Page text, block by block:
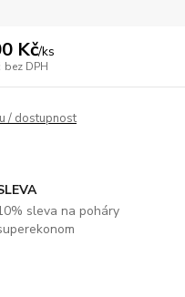
Kč/ks
bez DPH
/ dostupnost
sleva na poháry